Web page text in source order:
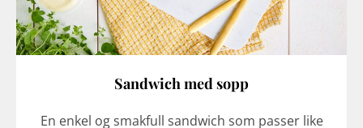
Sandwich med sopp
En enkel og smakfull sandwich som passer like